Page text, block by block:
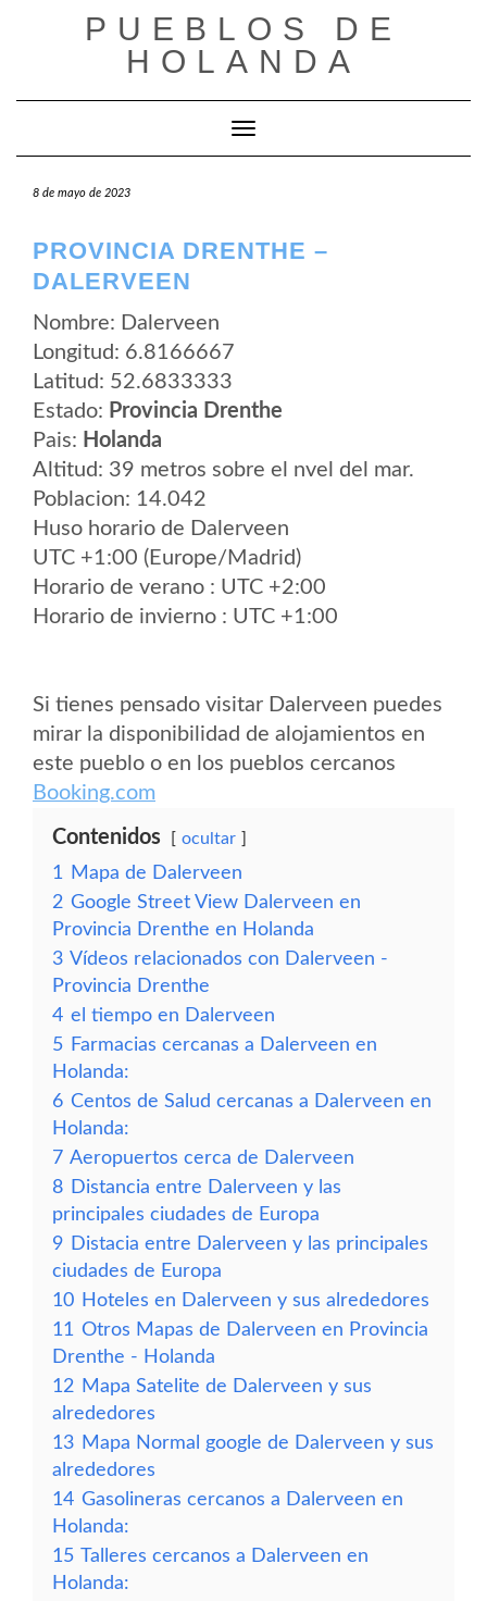
PUEBLOS DE
HOLANDA
Cambiar modo de navegación
8 de mayo de 2023
PROVINCIA DRENTHE –
DALERVEEN
Nombre: Dalerveen
Longitud: 6.8166667
Latitud: 52.6833333
Estado: Provincia Drenthe
Pais: Holanda
Altitud: 39 metros sobre el nvel del mar.
Poblacion: 14.042
Huso horario de Dalerveen
UTC +1:00 (Europe/Madrid)
Horario de verano : UTC +2:00
Horario de invierno : UTC +1:00
Si tienes pensado visitar Dalerveen puedes
mirar la disponibilidad de alojamientos en
este pueblo o en los pueblos cercanos
Booking.com
Contenidos ocultar
1
Mapa de Dalerveen
2 Google Street View Dalerveen en
Provincia Drenthe en Holanda
3 Vídeos relacionados con Dalerveen -
Provincia Drenthe
4 el tiempo en Dalerveen
5 Farmacias cercanas a Dalerveen en
Holanda:
6 Centos de Salud cercanas a Dalerveen en
Holanda:
7 Aeropuertos cerca de Dalerveen
8 Distancia entre Dalerveen y las
principales ciudades de Europa
9 Distacia entre Dalerveen y las principales
ciudades de Europa
10 Hoteles en Dalerveen y sus alrededores
11 Otros Mapas de Dalerveen en Provincia
Drenthe - Holanda
12 Mapa Satelite de Dalerveen y sus
alrededores
13 Mapa Normal google de Dalerveen y sus
alrededores
14 Gasolineras cercanos a Dalerveen en
Holanda:
15 Talleres cercanos a Dalerveen en
Holanda: